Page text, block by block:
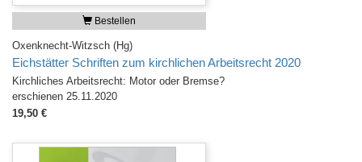
Bestellen
Oxenknecht-Witzsch (Hg)
Eichstätter Schriften zum kirchlichen Arbeitsrecht 2020
Kirchliches Arbeitsrecht: Motor oder Bremse?
erschienen 25.11.2020
19,50 €